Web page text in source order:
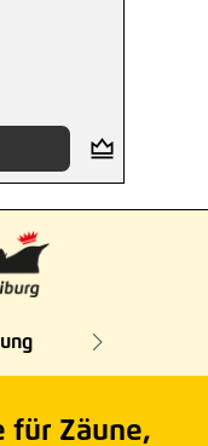
für Zäune,